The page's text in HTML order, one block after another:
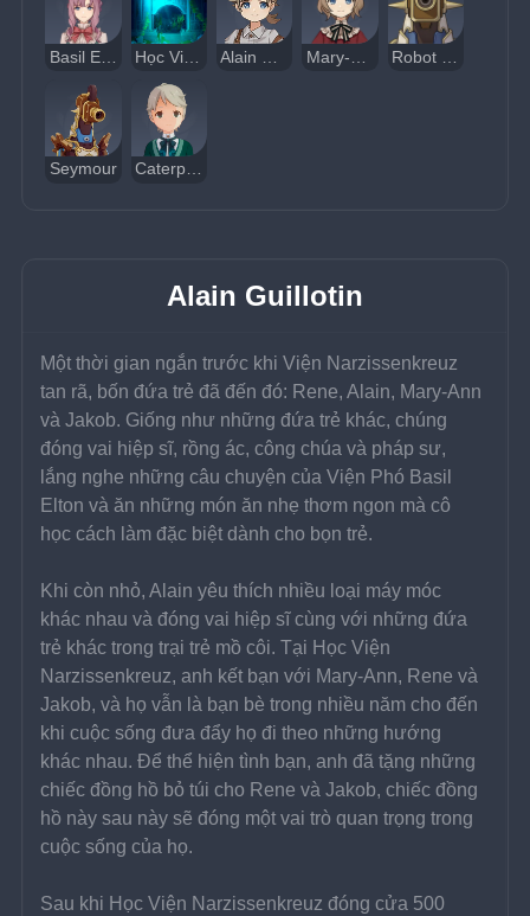
Basil Elton
Seymour Caterpillar
Alain Guillotin
Một thời gian ngắn trước khi Viện Narzissenkreuz
tan rã, bốn đứa trẻ đã đến đó: Rene, Alain, Mary-Ann
và Jakob. Giống như những đứa trẻ khác, chúng
đóng vai hiệp sĩ, rồng ác, công chúa và pháp sư,
lắng nghe những câu chuyện của Viện Phó Basil
Elton và ăn những món ăn nhẹ thơm ngon mà cô
học cách làm đặc biệt dành cho bọn trẻ.
Khi còn nhỏ, Alain yêu thích nhiều loại máy móc
khác nhau và đóng vai hiệp sĩ cùng với những đứa
trẻ khác trong trại trẻ mồ côi. Tại Học Viện
Narzissenkreuz, anh kết bạn với Mary-Ann, Rene và
Jakob, và họ vẫn là bạn bè trong nhiều năm cho đến
khi cuộc sống đưa đẩy họ đi theo những hướng
khác nhau. Để thể hiện tình bạn, anh đã tặng những
chiếc đồng hồ bỏ túi cho Rene và Jakob, chiếc đồng
hồ này sau này sẽ đóng một vai trò quan trọng trong
cuộc sống của họ.
Sau khi Học Viện Narzissenkreuz đóng cửa 500